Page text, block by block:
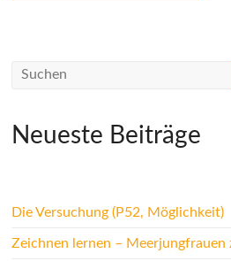
Neueste Beiträge
Die Versuchung (P52, Möglichkeit)
Zeichnen lernen – Meerjungfrauen